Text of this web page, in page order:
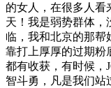
的女人，在很多人看
天！我是弱势群体，
临，我和北京的那帮
靠打上厚厚的过期粉
都有收获，有时候，
智斗勇，凡是我们站